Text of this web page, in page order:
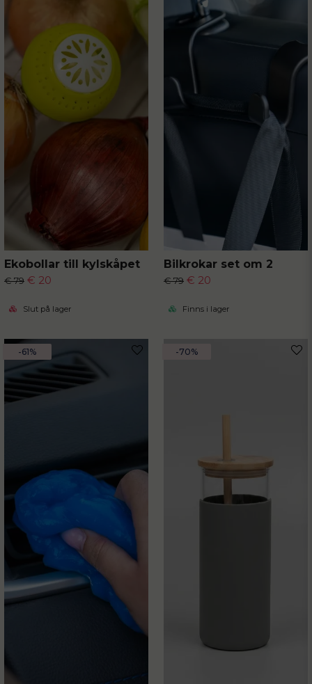
Ekobollar till kylskåpet
€ 79 € 20
Slut på lager
Bilkrokar set om 2
€ 79 € 20
Finns i lager
-61% -70%